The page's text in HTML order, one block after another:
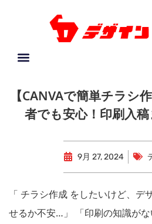
【CANVAで簡単チラシ
者でも安心！印刷入
9月 27, 2024
「 チラシ作成 をしたいけど、デ
せるか不安…」 「印刷の知識が